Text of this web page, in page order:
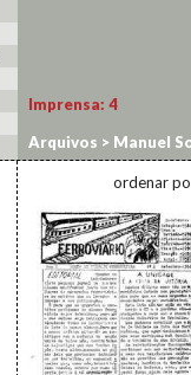
Imprensa: 4
Arquivos > Manuel
ordenar